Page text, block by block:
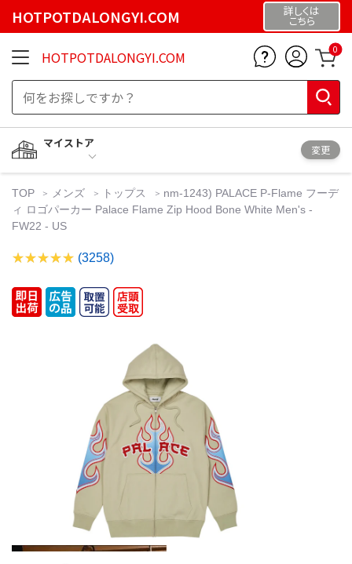
HOTPOTDALONGYI.COM 詳しくは
こちら
HOTPOTDALONGYI.COM 0
マイストア
変更
TOP メンズ トップス
nm-1243) PALACE P-Flame フーデ
ィ ロゴパーカー Palace Flame Zip Hood Bone White Men's -
FW22 - US
(3258)